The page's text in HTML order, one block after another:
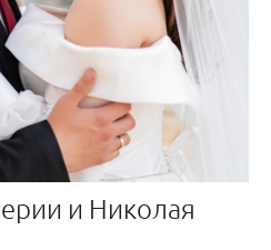
и Николая